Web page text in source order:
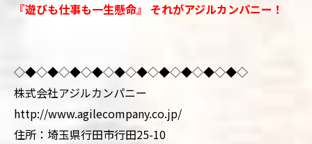
『遊びも仕事も一生懸命』 それがアジルカンパニー！
◇◆◇◆◇◆◇◆◇◆◇◆◇◆◇◆◇◆◇◆◇
株式会社アジルカンパニー
http://www.agilecompany.co.jp/
住所：埼玉県行田市行田25-10